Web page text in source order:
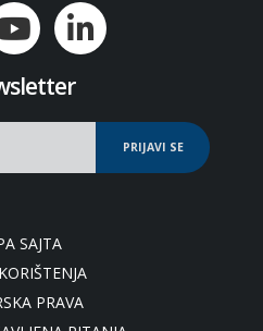
PRIJAVI SE
SAJTA
PRAVA